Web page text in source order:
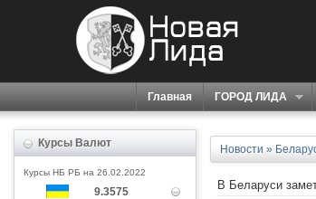
Главная ГОРОД ЛИДА
Курсы Валют
Курсы НБ РБ на 26.02.2022
9.3575
Новости »
В Беларуси